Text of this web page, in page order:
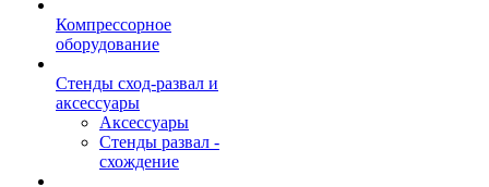
Компрессорное
оборудование
Стенды сход-развал и
аксессуары
Аксессуары
Стенды развал -
схождение